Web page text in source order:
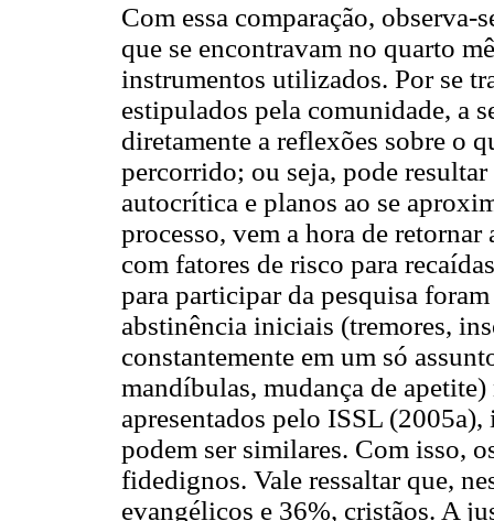
Com essa comparação, observa-
que se encontravam no quarto
instrumentos utilizados. Por se
estipulados pela comunidade, a
diretamente a reflexões sobre o
percorrido; ou seja, pode
autocrítica e planos ao se
processo, vem a hora de
com fatores de risco para
para participar da pesquisa
abstinência iniciais (tremores,
constantemente em um só
mandíbulas, mudança de
apresentados pelo ISSL
podem ser similares. Com isso,
fidedignos. Vale ressaltar que,
evangélicos e 36%, cristãos. A